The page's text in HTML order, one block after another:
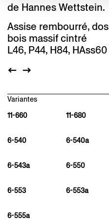
de Hannes Wettstein.
Assise rembourré,
bois massif cintré
L46, P44, H84, HAss60
Variantes
11-660
11-680
6-540 6-540a
6-543a 6-550
6-553 6-553a
6-555a